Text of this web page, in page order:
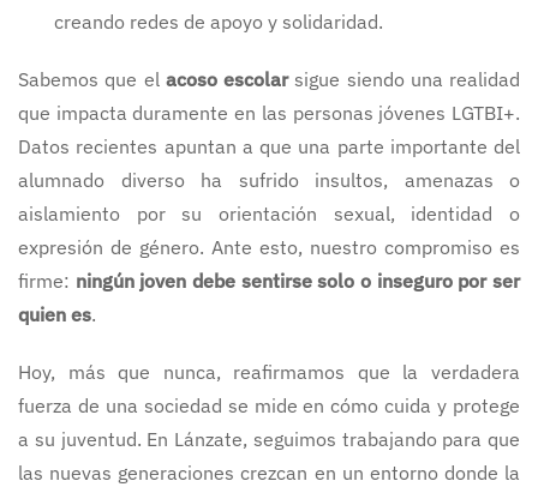
creando redes de apoyo y solidaridad.
Sabemos que el acoso escolarsigue siendo una realidad
que impacta duramente en las personas jóvenes LGTBI+.
Datos recientes apuntan a que una parte importante del
alumnado diverso ha sufrido insultos, amenazas o
aislamiento por su orientación sexual, identidad o
expresión de género. Ante esto, nuestro compromiso es
firme: ningún joven debe sentirse solo o inseguro por ser
quien es.
Hoy, más que nunca, reafirmamos que la verdadera
fuerza de una sociedad se mide en cómo cuida y protege
a su juventud. En Lánzate, seguimos trabajando para que
las nuevas generaciones crezcan en un entorno donde la